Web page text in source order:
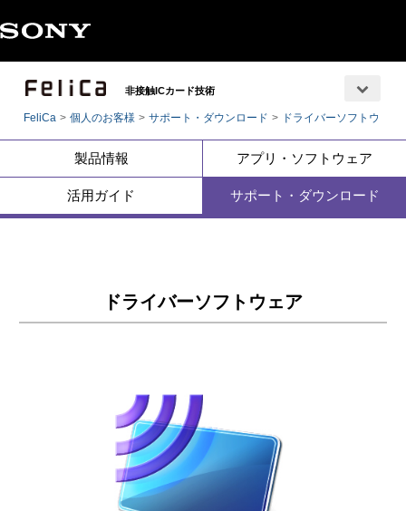
非接触ICカード技術
FeliCa 個人のお客様 サポート・ダウンロード ドライバーソフトウェア
製品情報 アプリ・ソフトウェア
活用ガイド サポート・ダウンロード
ドライバーソフトウェア